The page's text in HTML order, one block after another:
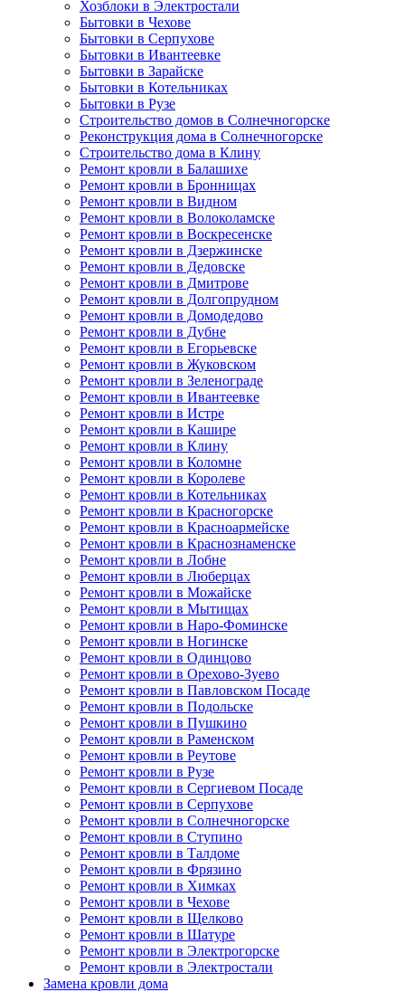
Хозблоки в Электростали
Бытовки в Чехове
Бытовки в Серпухове
Бытовки в Ивантеевке
Бытовки в Зарайске
Бытовки в Котельниках
Бытовки в Рузе
Строительство домов в Солнечногорске
Реконструкция дома в Солнечногорске
Строительство дома в Клину
Ремонт кровли в Балашихе
Ремонт кровли в Бронницах
Ремонт кровли в Видном
Ремонт кровли в Волоколамске
Ремонт кровли в Воскресенске
Ремонт кровли в Дзержинске
Ремонт кровли в Дедовске
Ремонт кровли в Дмитрове
Ремонт кровли в Долгопрудном
Ремонт кровли в Домодедово
Ремонт кровли в Дубне
Ремонт кровли в Егорьевске
Ремонт кровли в Жуковском
Ремонт кровли в Зеленограде
Ремонт кровли в Ивантеевке
Ремонт кровли в Истре
Ремонт кровли в Кашире
Ремонт кровли в Клину
Ремонт кровли в Коломне
Ремонт кровли в Королеве
Ремонт кровли в Котельниках
Ремонт кровли в Красногорске
Ремонт кровли в Красноармейске
Ремонт кровли в Краснознаменске
Ремонт кровли в Лобне
Ремонт кровли в Люберцах
Ремонт кровли в Можайске
Ремонт кровли в Мытищах
Ремонт кровли в Наро-Фоминске
Ремонт кровли в Ногинске
Ремонт кровли в Одинцово
Ремонт кровли в Орехово-Зуево
Ремонт кровли в Павловском Посаде
Ремонт кровли в Подольске
Ремонт кровли в Пушкино
Ремонт кровли в Раменском
Ремонт кровли в Реутове
Ремонт кровли в Рузе
Ремонт кровли в Сергиевом Посаде
Ремонт кровли в Серпухове
Ремонт кровли в Солнечногорске
Ремонт кровли в Ступино
Ремонт кровли в Талдоме
Ремонт кровли в Фрязино
Ремонт кровли в Химках
Ремонт кровли в Чехове
Ремонт кровли в Щелково
Ремонт кровли в Шатуре
Ремонт кровли в Электрогорске
Ремонт кровли в Электростали
Замена кровли дома